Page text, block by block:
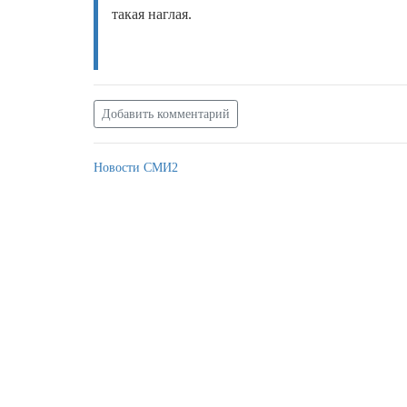
такая наглая.
Добавить комментарий
Новости СМИ2